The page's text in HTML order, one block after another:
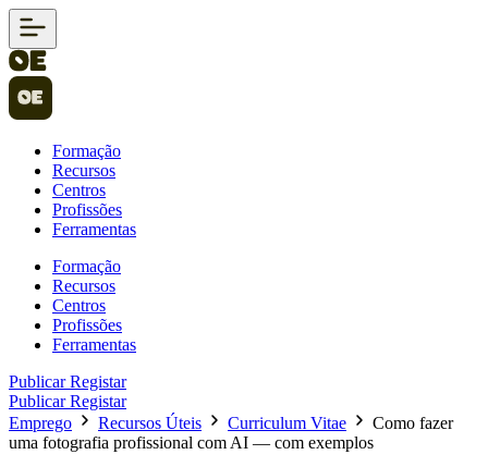
Formação
Recursos
Centros
Profissões
Ferramentas
Formação
Recursos
Centros
Profissões
Ferramentas
PublicarRegistar
PublicarRegistar
Emprego
Recursos Úteis Curriculum Vitae
Como fazer
uma fotografia profissional com AI — com exemplos